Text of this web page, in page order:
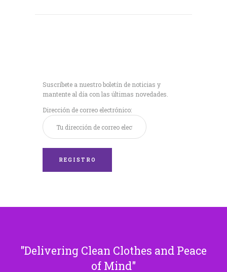
Suscríbete a nuestro boletín de noticias y
mantente al día con las últimas novedades.
Dirección de correo electrónico:
Delivering Clean Clothes and Peace
of Mind